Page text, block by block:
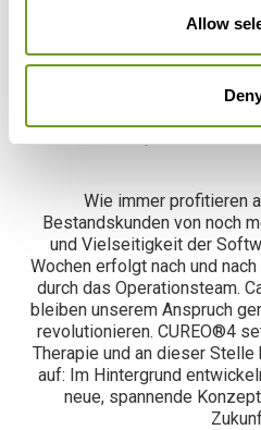
Allow
Wie immer profitieren
Bestandskunden von noch
und Vielseitigkeit der
Wochen erfolgt nach und
durch das Operationsteam.
bleiben unserem Anspruch
revolutionieren. CUREO®4
Therapie und an dieser
auf: Im Hintergrund
neue, spannende